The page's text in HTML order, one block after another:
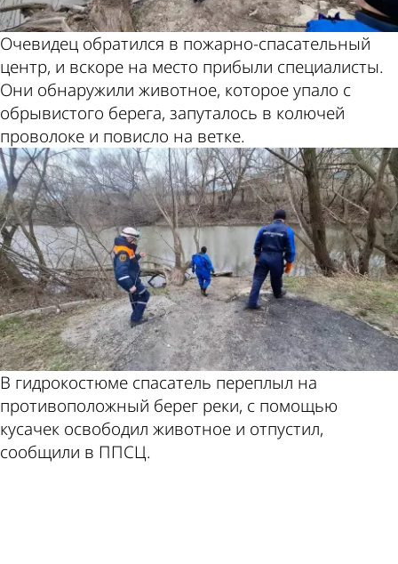
Очевидец обратился в пожарно-спасательный
центр, и вскоре на место прибыли специалисты.
Они обнаружили животное, которое упало с
обрывистого берега, запуталось в колючей
проволоке и повисло на ветке.
В гидрокостюме спасатель переплыл на
противоположный берег реки, с помощью
кусачек освободил животное и отпустил,
сообщили в ППСЦ.